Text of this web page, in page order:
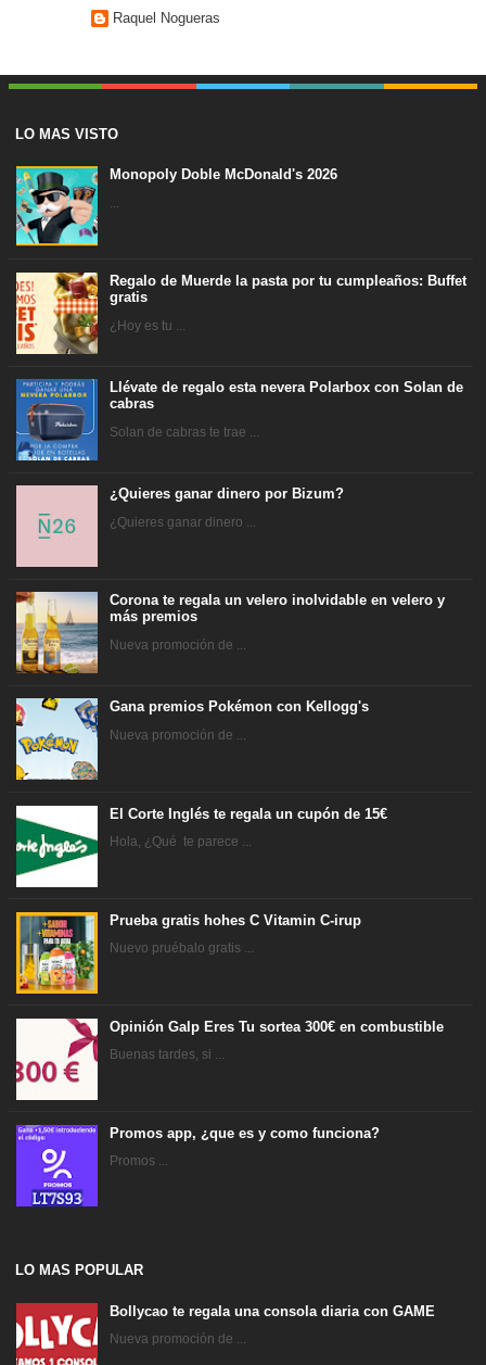
Raquel Nogueras
LO MAS VISTO
Monopoly Doble McDonald's 2026
Regalo de Muerde la pasta por tu cumpleaños: Buffet
gratis
¿Hoy es tu ...
Llévate de regalo esta nevera Polarbox con Solan de
cabras
Solan de cabras te trae ...
¿Quieres ganar dinero por Bizum?
¿Quieres ganar dinero ...
Corona te regala un velero inolvidable en velero y
más premios
Nueva promoción de ...
Gana premios Pokémon con Kellogg's
Nueva promoción de ...
El Corte Inglés te regala un cupón de 15€
Hola, ¿Qué te parece ...
Prueba gratis hohes C Vitamin C-irup
Nuevo pruébalo gratis ...
Opinión Galp Eres Tu sortea 300€ en combustible
Buenas tardes, si ...
Promos app, ¿que es y como funciona?
Promos ...
LO MAS POPULAR
Bollycao te regala una consola diaria con GAME
Nueva promoción de ...